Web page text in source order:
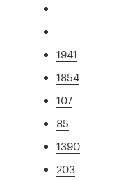
1941
1854
107
85
1390
203